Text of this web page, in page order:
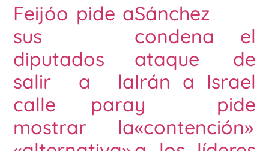
Feijóo pide a
sus
diputados
salir a la
calle para
mostrar la
Sánchez
condena el
ataque de
Irán a Israel
y pide
«contención»